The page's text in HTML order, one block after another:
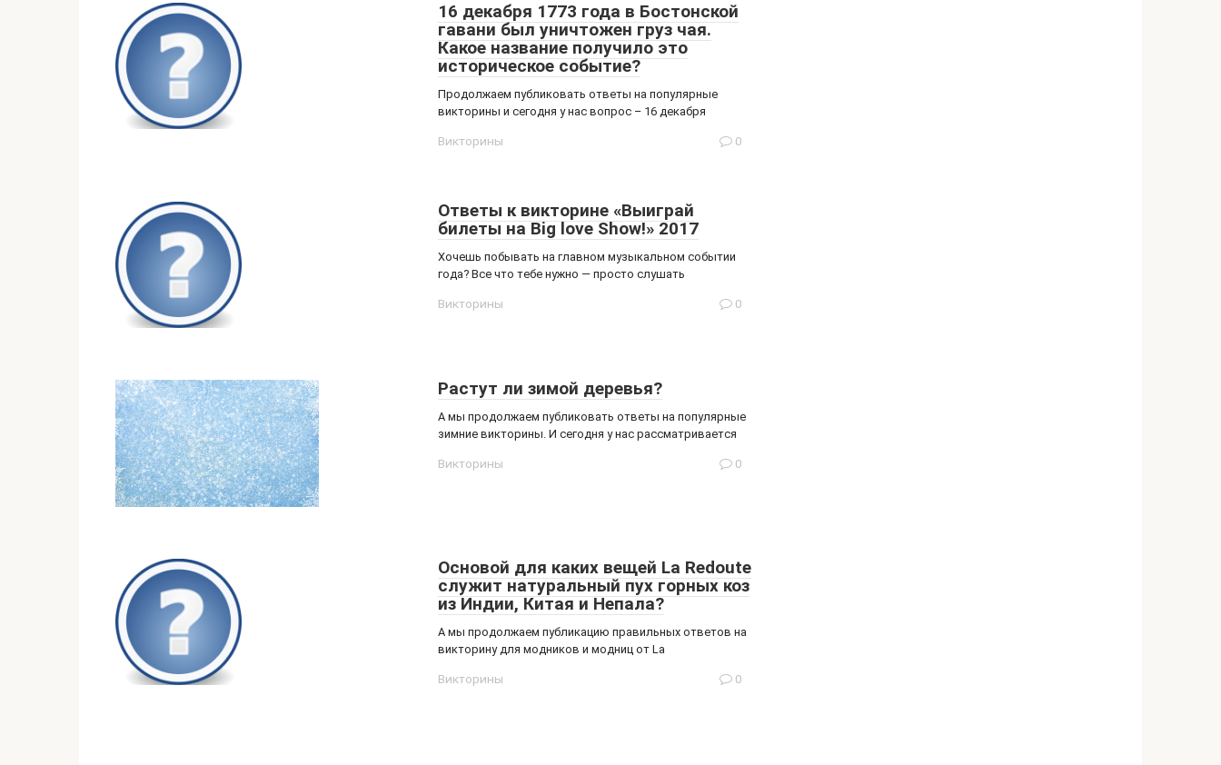
16 декабря 1773 года в Бостонской
гавани был уничтожен груз чая.
Какое название получило это
историческое событие?
Продолжаем публиковать ответы на популярные
викторины и сегодня у нас вопрос – 16 декабря
Викторины 0
Ответы к викторине «Выиграй
билеты на Big love Show!» 2017
Хочешь побывать на главном музыкальном событии
года? Все что тебе нужно — просто слушать
Викторины 0
Растут ли зимой деревья?
А мы продолжаем публиковать ответы на популярные
зимние викторины. И сегодня у нас рассматривается
Викторины 0
Основой для каких вещей La Redoute
служит натуральный пух горных коз
из Индии, Китая и Непала?
А мы продолжаем публикацию правильных ответов на
викторину для модников и модниц от La
Викторины 0